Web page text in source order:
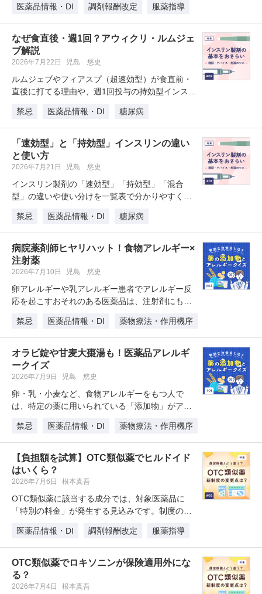
医薬品情報・DI
調剤報酬改定 服薬指導
なぜ食直後・週1回？アウィクリ・ルムジェ
ブ解説
2026年7月22日 児島 悠史
ルムジェブやフィアスプ（超速効型）が食直前・
直後に打てる理由や、週1回投与の持効型インスリ
禁忌
医薬品情報・DI 糖尿病
「速効型」と「持効型」インスリンの違い
と使い方
2026年7月21日 児島 悠史
インスリン製剤の「速効型」「持効型」「混合
型」の違いや使い分けを一覧表で分かりやすく解
禁忌
医薬品情報・DI 糖尿病
病院薬剤師ヒヤリハット！食物アレルギー×
注射薬
2026年7月10日 児島 悠史
卵アレルギーや乳アレルギー患者でアレルギー反
応を起こすおそれのある医薬品は、注射剤にも多
禁忌
医薬品情報・DI 薬物療法・作用機序
オラビ錠や甘麦大棗湯も！医薬品アレルギ
ークイズ
2026年7月9日 児島 悠史
卵・乳・小麦など、食物アレルギーをもつ人で
は、特定の薬に用いられている「添加物」がアレ
禁忌
医薬品情報・DI 薬物療法・作用機序
【負担額を試算】OTC類似薬でヒルドイド
はいくら？
2026年7月6日 根本真吾
OTC類似薬に該当する成分では、対象医薬品に
「特別の料金」が発生する見込みです。制度の仕
医薬品情報・DI
調剤報酬改定 服薬指導
OTC類似薬でロキソニンが保険適用外にな
る？
2026年7月4日 根本真吾